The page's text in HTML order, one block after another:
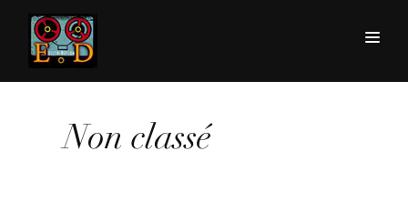
Non classé